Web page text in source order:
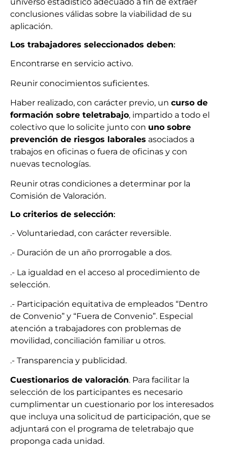
conclusiones válidas sobre la viabilidad de su
aplicación.
Los trabajadores seleccionados deben:
Encontrarse en servicio activo.
Reunir conocimientos suficientes.
Haber realizado, con carácter previo, un curso de
formación sobre teletrabajo, impartido a todo el
colectivo que lo solicite junto con uno sobre
prevención de riesgos laborales asociados a
trabajos en oficinas o fuera de oficinas y con
nuevas tecnologías.
Reunir otras condiciones a determinar por la
Comisión de Valoración.
Lo criterios de selección:
.- Voluntariedad, con carácter reversible.
.- Duración de un año prorrogable a dos.
.- La igualdad en el acceso al procedimiento de
selección.
.- Participación equitativa de empleados “Dentro
de Convenio” y “Fuera de Convenio”. Especial
atención a trabajadores con problemas de
movilidad, conciliación familiar u otros.
.- Transparencia y publicidad.
Cuestionarios de valoración. Para facilitar la
selección de los participantes es necesario
cumplimentar un cuestionario por los interesados
que incluya una solicitud de participación, que se
adjuntará con el programa de teletrabajo que
proponga cada unidad.